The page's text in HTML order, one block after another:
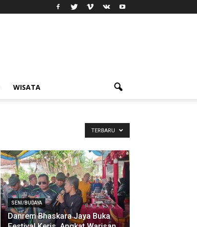
WISATA
TERBARU
SENI/BUDAYA
Danrem Bhaskara Jaya Buka